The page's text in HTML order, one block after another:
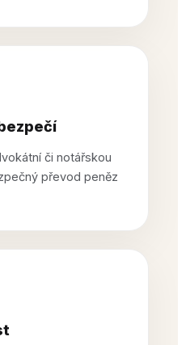
či notářskou
převod peněz